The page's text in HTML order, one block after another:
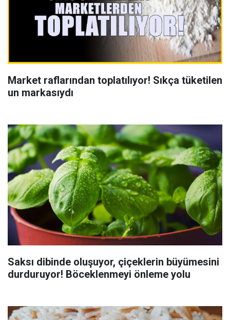
Market raflarından toplatılıyor! Sıkça tüketilen
un markasıydı
Saksı dibinde oluşuyor, çiçeklerin büyümesini
durduruyor! Böceklenmeyi önleme yolu